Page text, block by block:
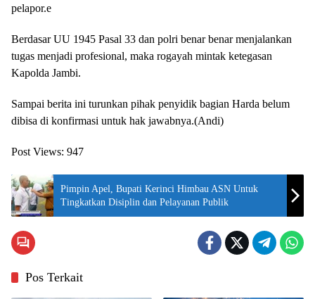
pelapor.e
Berdasar UU 1945 Pasal 33 dan polri benar benar menjalankan
tugas menjadi profesional, maka rogayah mintak ketegasan
Kapolda Jambi.
Sampai berita ini turunkan pihak penyidik bagian Harda belum
dibisa di konfirmasi untuk hak jawabnya.(Andi)
Post Views: 947
Pimpin Apel, Bupati Kerinci Himbau ASN Untuk
Tingkatkan Disiplin dan Pelayanan Publik
Pos Terkait